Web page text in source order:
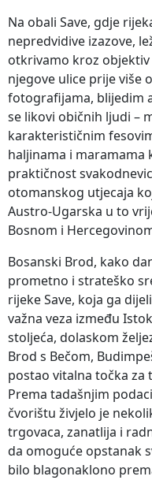
Na obali Save, gdje
nepredvidive izazove,
otkrivamo kroz
njegove ulice prije više
fotografijama, blijedim
se likovi običnih ljudi –
karakterističnim
haljinama i
praktičnost
otomanskog utjecaja
Austro-Ugarska u to
Bosnom i
Bosanski Brod, kako
prometno i strateško
rijeke Save, koja ga
važna veza između
stoljeća, dolaskom
Brod s Bečom,
postao vitalna točka
Prema tadašnjim
čvorištu živjelo je
trgovaca, zanatlija i
da omoguće opstanak
bilo blagonaklono